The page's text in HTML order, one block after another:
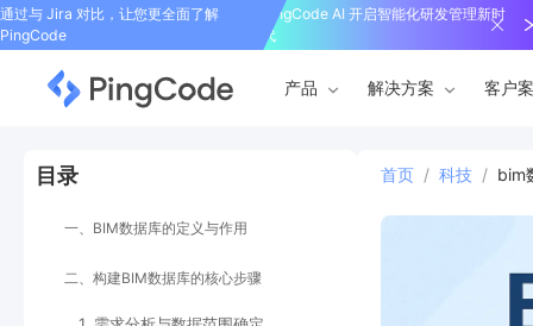
通过与 Jira 对比，让您更全面了解
PingCode
PingCode AI 开启智能化研发管理新时
代
产品 解决方案 客户
目录
一、BIM数据库的定义与作用
二、构建BIM数据库的核心步骤
首页 / 科技 / bim